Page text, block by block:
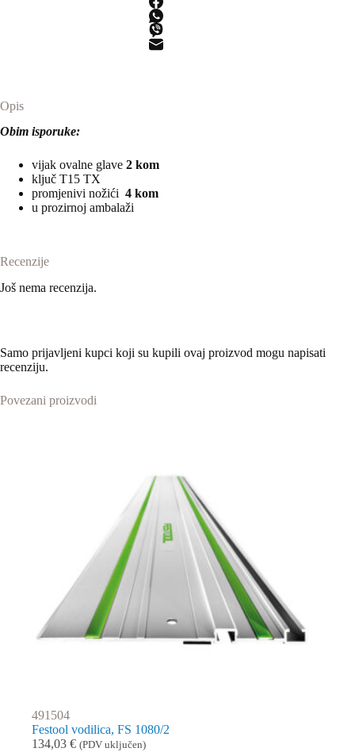
Opis
Obim isporuke:
vijak ovalne glave 2 kom
ključ T15 TX
promjenivi nožići 4 kom
u prozirnoj ambalaži
Recenzije
Još nema recenzija.
Samo prijavljeni kupci koji su kupili ovaj proizvod mogu napisati
recenziju.
Povezani proizvodi
491504
Festool vodilica, FS 1080/2
134,03 € (PDV uključen)